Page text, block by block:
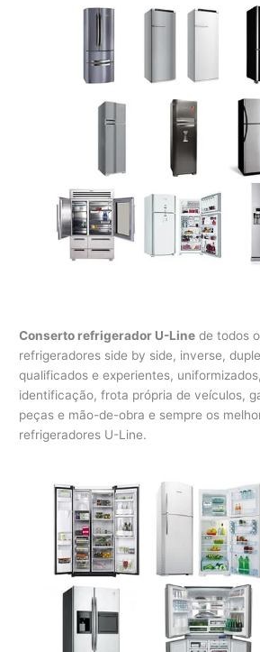
Conserto refrigerador U-Line de todos
refrigeradores side by side, inverse,
qualificados e experientes,
identificação, frota própria de veículos,
peças e mão-de-obra e sempre os
refrigeradores U-Line.